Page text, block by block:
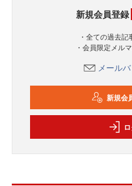
新規会員登録
・全ての過去
・会員限定メル
メール
新規会